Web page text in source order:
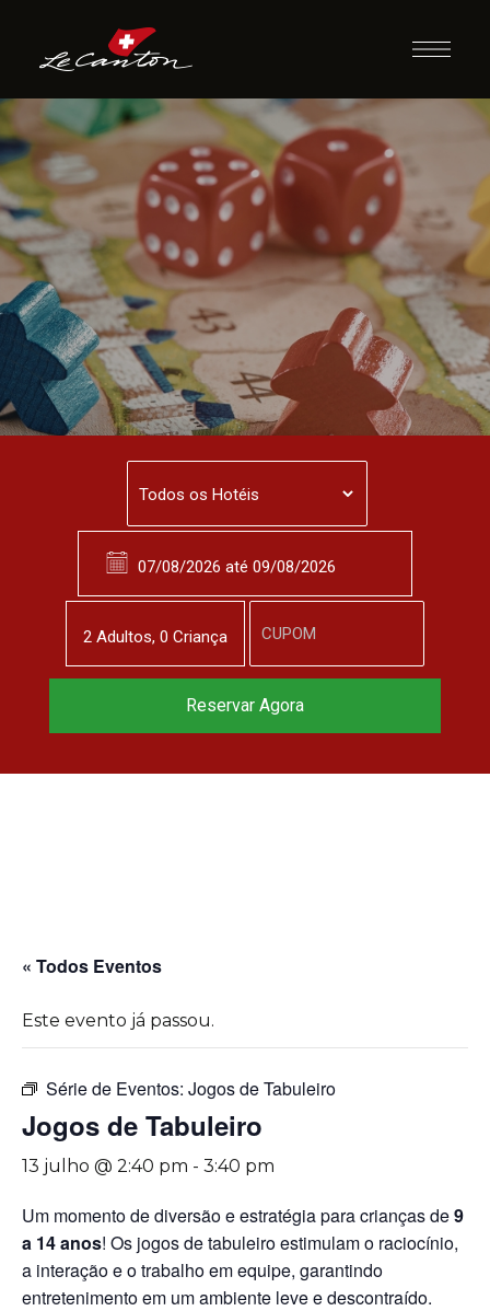
Jogos de
Tabuleiro
« Todos Eventos
Este evento já passou.
Série de Eventos: Jogos de Tabuleiro
Jogos de Tabuleiro
13 julho @ 2:40 pm - 3:40 pm
Um momento de diversão e estratégia para crianças de9
a 14 anos! Os jogos de tabuleiro estimulam o raciocínio,
a interação e o trabalho em equipe, garantindo
entretenimento em um ambiente leve e descontraído.
2 Adultos, 0 Criança
Reservar Agora